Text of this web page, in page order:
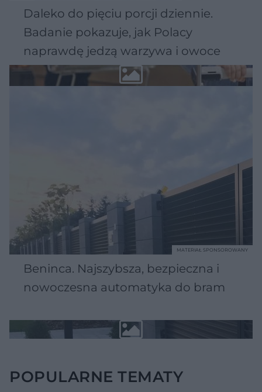
Daleko do pięciu porcji dziennie.
Badanie pokazuje, jak Polacy
naprawdę jedzą warzywa i owoce
Beninca. Najszybsza, bezpieczna i
nowoczesna automatyka do bram
MATERIAŁ SPONSOROWANY
POPULARNE TEMATY